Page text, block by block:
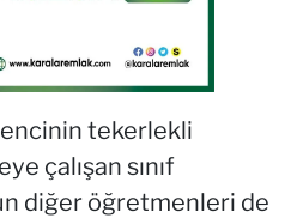
tekerlekli
çalışan sınıf
diğer öğretmenleri de